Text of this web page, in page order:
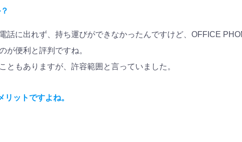
話に出れず、持ち運びができなかったんですけど、OFFICE
が便利と評判ですね。
ともありますが、許容範囲と言っていました。
ットですよね。